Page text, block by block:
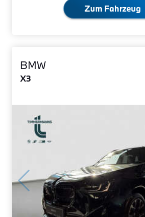
Zum Fahrzeug
BMW
X3